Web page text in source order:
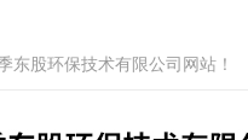
东股环保技术有限公司网站！